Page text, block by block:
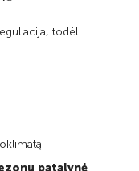
todėl
patalynė.